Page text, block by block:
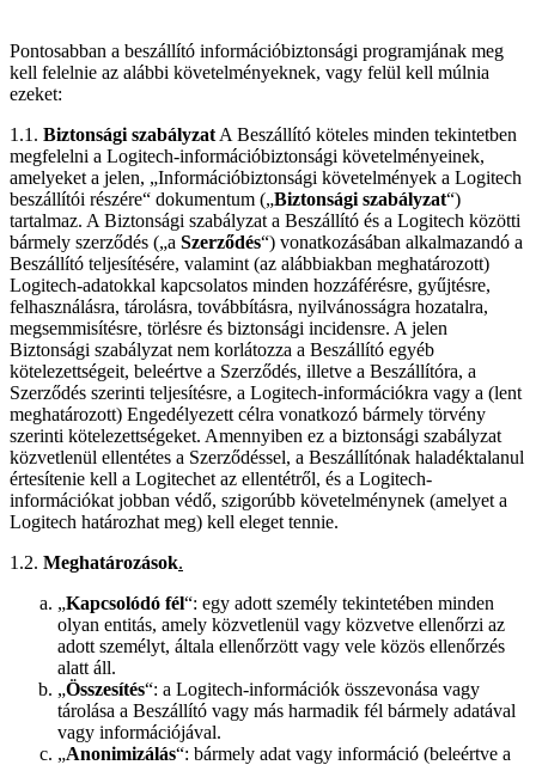
Pontosabban a beszállító információbiztonsági programjának meg
kell felelnie az alábbi követelményeknek, vagy felül kell múlnia
ezeket:
1.1. Biztonsági szabályzat A Beszállító köteles minden tekintetben
megfelelni a Logitech-információbiztonsági követelményeinek,
amelyeket a jelen, „Információbiztonsági követelmények a Logitech
beszállítói részére“ dokumentum („Biztonsági szabályzat“)
tartalmaz. A Biztonsági szabályzat a Beszállító és a Logitech közötti
bármely szerződés („a Szerződés“) vonatkozásában alkalmazandó a
Beszállító teljesítésére, valamint (az alábbiakban meghatározott)
Logitech-adatokkal kapcsolatos minden hozzáférésre, gyűjtésre,
felhasználásra, tárolásra, továbbításra, nyilvánosságra hozatalra,
megsemmisítésre, törlésre és biztonsági incidensre. A jelen
Biztonsági szabályzat nem korlátozza a Beszállító egyéb
kötelezettségeit, beleértve a Szerződés, illetve a Beszállítóra, a
Szerződés szerinti teljesítésre, a Logitech-információkra vagy a (lent
meghatározott) Engedélyezett célra vonatkozó bármely törvény
szerinti kötelezettségeket. Amennyiben ez a biztonsági szabályzat
közvetlenül ellentétes a Szerződéssel, a Beszállítónak haladéktalanul
értesítenie kell a Logitechet az ellentétről, és a Logitech-
információkat jobban védő, szigorúbb követelménynek (amelyet a
Logitech határozhat meg) kell eleget tennie.
1.2. Meghatározások.
„Kapcsolódó fél“: egy adott személy tekintetében minden
olyan entitás, amely közvetlenül vagy közvetve ellenőrzi az
adott személyt, általa ellenőrzött vagy vele közös ellenőrzés
alatt áll.
„Összesítés“: a Logitech-információk összevonása vagy
tárolása a Beszállító vagy más harmadik fél bármely adatával
vagy információjával.
„Anonimizálás“: bármely adat vagy információ (beleértve a